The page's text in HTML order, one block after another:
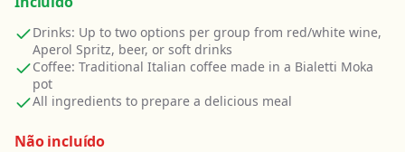
Drinks: Up to two options per group from red/white wine,
Aperol Spritz, beer, or soft drinks
Coffee: Traditional Italian coffee made in a Bialetti Moka
pot
All ingredients to prepare a delicious meal
Não incluído